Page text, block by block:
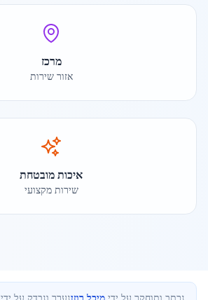
מרכז
אזור שירות
איכות מובטחת
שירות מקצועי
נכתב ותוחקר על ידי מיכל רוזןנערך ונבדק על ידי